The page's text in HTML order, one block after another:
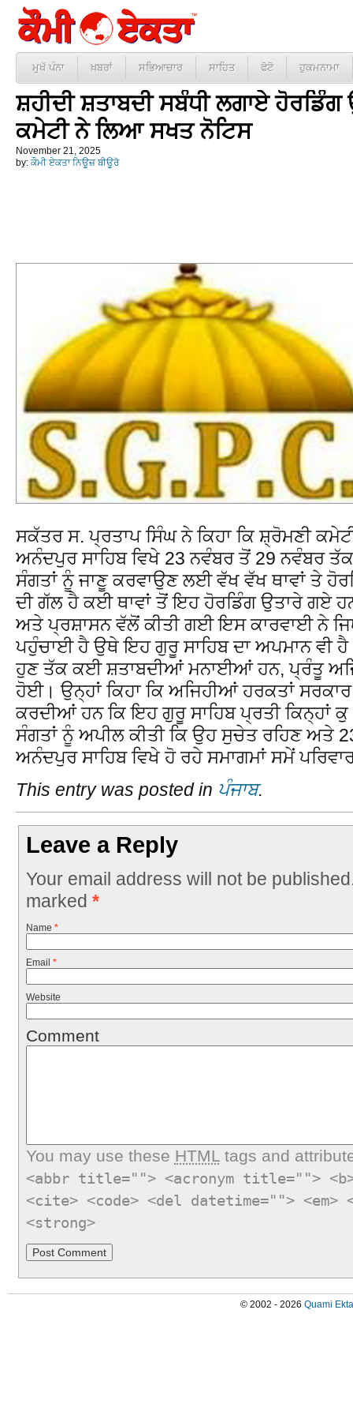
ਮੁਖੱ ਪੰਨਾ ਖ਼ਬਰਾਂ ਸਭਿਆਚਾਰ ਸਾਹਿਤ ਫੋਟੋ ਹੁਕਮਨਾਮਾ
ਸ਼ਹੀਦੀ ਸ਼ਤਾਬਦੀ ਸਬੰਧੀ ਲਗਾਏ ਹੋਰਡਿੰਗ
ਕਮੇਟੀ ਨੇ ਲਿਆ ਸਖਤ ਨੋਟਿਸ
November 21, 2025
by: ਕੌਮੀ ਏਕਤਾ ਨਿਊਜ਼ ਬੀਊਰੋ
ਸਕੱਤਰ ਸ. ਪ੍ਰਤਾਪ ਸਿੰਘ ਨੇ ਕਿਹਾ ਕਿ ਸ਼੍ਰੋਮਣੀ
ਅਨੰਦਪੁਰ ਸਾਹਿਬ ਵਿਖੇ 23 ਨਵੰਬਰ ਤੋਂ 29 ਨਵੰਬਰ
ਸੰਗਤਾਂ ਨੂੰ ਜਾਣੂ ਕਰਵਾਉਣ ਲਈ ਵੱਖ ਵੱਖ ਥਾਵਾਂ ਤੇ
ਦੀ ਗੱਲ ਹੈ ਕਈ ਥਾਵਾਂ ਤੋਂ ਇਹ ਹੋਰਡਿੰਗ ਉਤਾਰੇ ਗਏ
ਅਤੇ ਪ੍ਰਸ਼ਾਸਨ ਵੱਲੋਂ ਕੀਤੀ ਗਈ ਇਸ ਕਾਰਵਾਈ ਨੇ
ਪਹੁੰਚਾਈ ਹੈ ਉਥੇ ਇਹ ਗੁਰੂ ਸਾਹਿਬ ਦਾ ਅਪਮਾਨ ਵੀ
ਹੁਣ ਤੱਕ ਕਈ ਸ਼ਤਾਬਦੀਆਂ ਮਨਾਈਆਂ ਹਨ, ਪ੍ਰੰਤੂ
ਹੋਈ। ਉਨ੍ਹਾਂ ਕਿਹਾ ਕਿ ਅਜਿਹੀਆਂ ਹਰਕਤਾਂ
ਕਰਦੀਆਂ ਹਨ ਕਿ ਇਹ ਗੁਰੂ ਸਾਹਿਬ ਪ੍ਰਤੀ ਕਿਨ੍ਹਾਂ
ਸੰਗਤਾਂ ਨੂੰ ਅਪੀਲ ਕੀਤੀ ਕਿ ਉਹ ਸੁਚੇਤ ਰਹਿਣ ਅਤੇ
ਅਨੰਦਪੁਰ ਸਾਹਿਬ ਵਿਖੇ ਹੋ ਰਹੇ ਸਮਾਗਮਾਂ ਸਮੇਂ
This entry was posted in ਪੰਜਾਬ.
Leave a Reply
Your email address will not be
marked *
Name *
Email *
Website
Comment
You may use these HTMLtags and
<abbr title=""> <acronym title="">
<cite> <code> <del datetime="">
<strong>
© 2002 - 2026 Quami